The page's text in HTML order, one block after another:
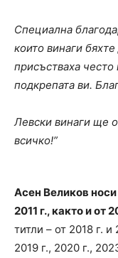
Специална
които винаги
присъстваха често
подкрепата ви.
Левски винаги ще
всичко!”
Асен Великов
2011 г., както и от
титли – от 2018 г. и
2019 г., 2020 г.,